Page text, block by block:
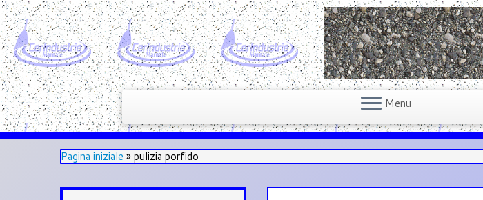
Menu
Pagina iniziale » pulizia porfido